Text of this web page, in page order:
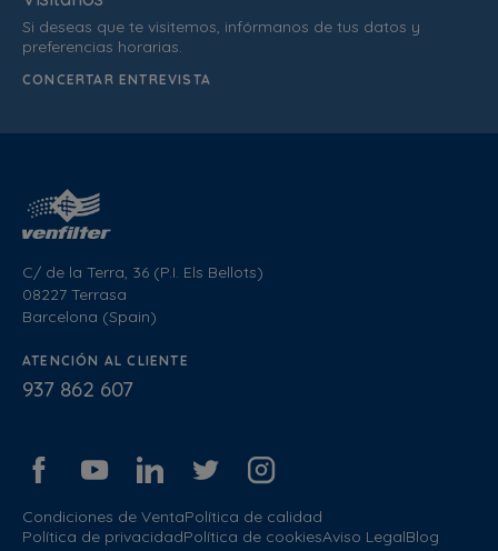
C/ de la Terra, 36 (P.I. Els Bellots)
08227 Terrasa
Barcelona (Spain)
ATENCIÓN AL CLIENTE
937 862 607
Condiciones de VentaPolítica de calidad
Política de privacidadPolítica de cookiesAviso LegalBlog
Si deseas que te visitemos, infórmanos de tus datos y
preferencias horarias.
CONCERTAR ENTREVISTA